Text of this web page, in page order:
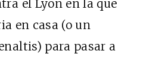
el Lyon en la que
en casa (o un
para pasar a